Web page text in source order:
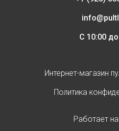
С 10:00
Интернет-магазин
Политика
Работает на